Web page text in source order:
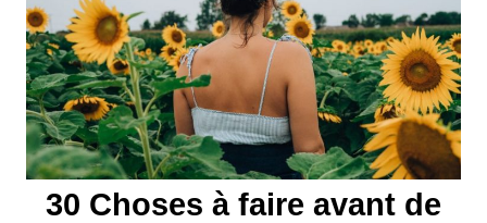
l
’
a
r
30 Choses à faire avant de